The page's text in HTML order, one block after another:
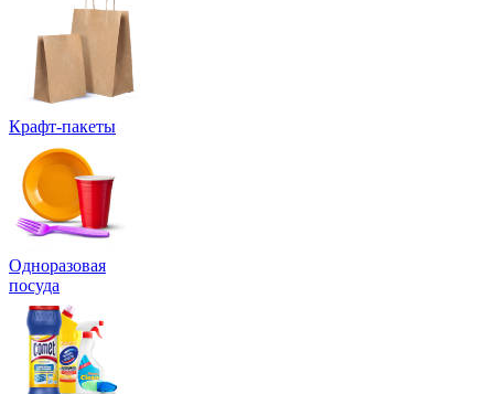
Крафт-пакеты
Одноразовая
посуда